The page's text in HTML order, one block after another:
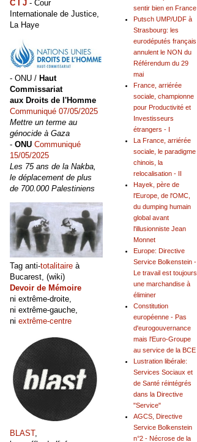
sentir bien en France
Putsch UMP/UDF à
Strasbourg: les
eurodéputés français
annulent le NON du
Référendum du 29
mai
France, arriérée
sociale, championne
pour Productivité et
Investisseurs
étrangers - I
La France, arriérée
sociale, le paradigme
chinois, la
relocalisation - II
Hayek, père de
l'Europe, de l'OMC,
du dumping humain
global avant
l'illusionniste Jean
Monnet
Europe: Directive
Service Bolkenstein -
Le travail est toujours
une marchandise à
éliminer
Constitution
européenne - Pas
d'eurogouvernance
mais l'Euro-Groupe
au service de la BCE
Lustration libérale:
Services Sociaux et
de Santé réintégrés
dans la Directive
"Service"
AGCS, Directive
Service Bolkenstein
n°2 - Nécrose de la
C I J - Cour
Internationale de Justice,
La Haye
- ONU / Haut
Commissariat
aux Droits de l'Homme
Communiqué 07/05/2025
Mettre un terme au
génocide à Gaza
- ONU Communiqué
15/05/2025
Les 75 ans de la Nakba,
le déplacement de plus
de 700.000 Palestiniens
Tag anti-totalitaire à
Bucarest, (wiki)
Devoir de Mémoire
ni extrême-droite,
ni extrême-gauche,
ni extrême-centre
BLAST,